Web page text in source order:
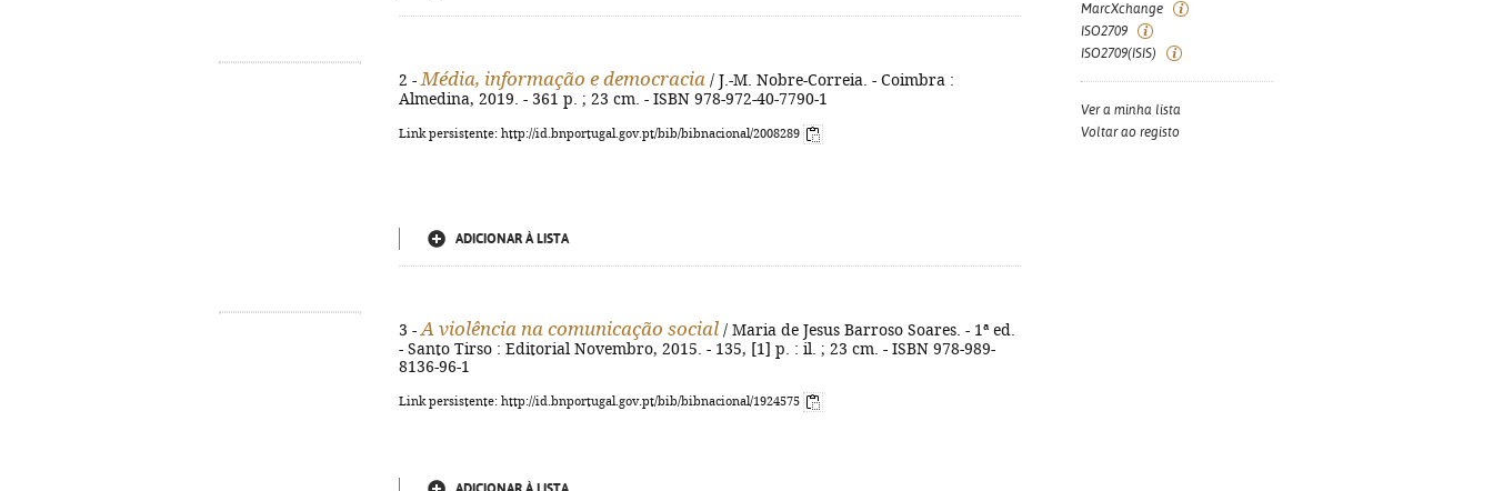
2 - Média, informação e democracia / J.-M. Nobre-Correia. - Coimbra :
Almedina, 2019. - 361 p. ; 23 cm. - ISBN 978-972-40-7790-1
Link persistente: http://id.bnportugal.gov.pt/bib/bibnacional/2008289
ADICIONAR À LISTA
3 - A violência na comunicação social / Maria de Jesus Barroso Soares. - 1ª ed.
- Santo Tirso : Editorial Novembro, 2015. - 135, [1] p. : il. ; 23 cm. - ISBN 978-989-
8136-96-1
Link persistente: http://id.bnportugal.gov.pt/bib/bibnacional/1924575
MarcXchange
ISO2709
ISO2709(ISIS)
Ver a minha lista
Voltar ao registo